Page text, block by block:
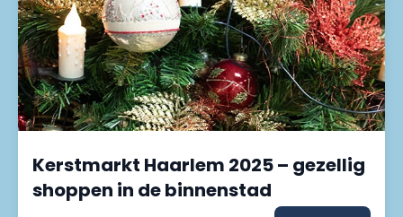
Kerstmarkt Haarlem 2025 – gezellig
shoppen in de binnenstad